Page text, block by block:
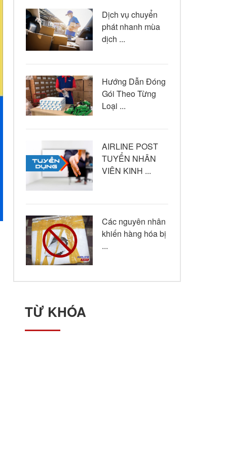
Dịch vụ chuyển
phát nhanh mùa
dịch ...
Hướng Dẫn Đóng
Gói Theo Từng
Loại ...
AIRLINE POST
TUYỂN NHÂN
VIÊN KINH ...
Các nguyên nhân
khiến hàng hóa bị
...
TỪ KHÓA